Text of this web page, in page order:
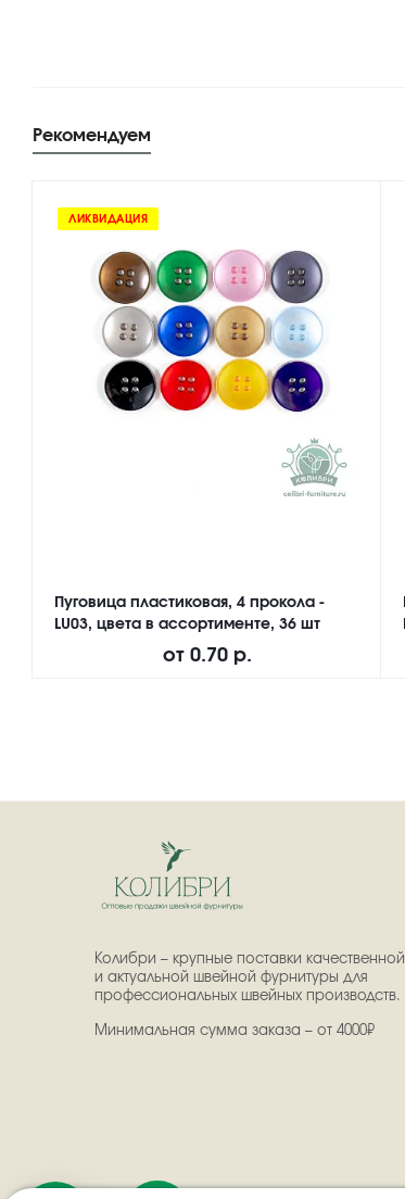
Рекомендуем
ЛИКВИДАЦИЯ
Пуговица пластиковая, 4 прокола -
LU03, цвета в ассортименте, 36 шт
от 0.70 р.
Колибри – крупные поставки качественной
и актуальной швейной фурнитуры для
профессиональных швейных производств.
Минимальная сумма заказа – от 4000₽